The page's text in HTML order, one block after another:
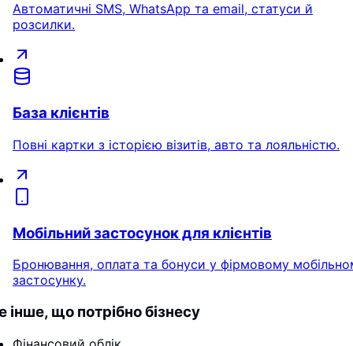
Автоматичні SMS, WhatsApp та email, статуси й
розсилки.
База клієнтів
Повні картки з історією візитів, авто та лояльністю.
Мобільний застосунок для клієнтів
Бронювання, оплата та бонуси у фірмовому
застосунку.
інше, що потрібно бізнесу